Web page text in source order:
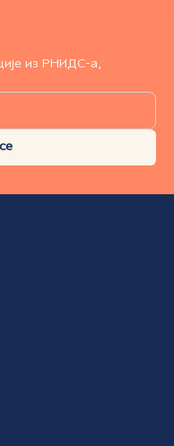
из РНИДС-а,